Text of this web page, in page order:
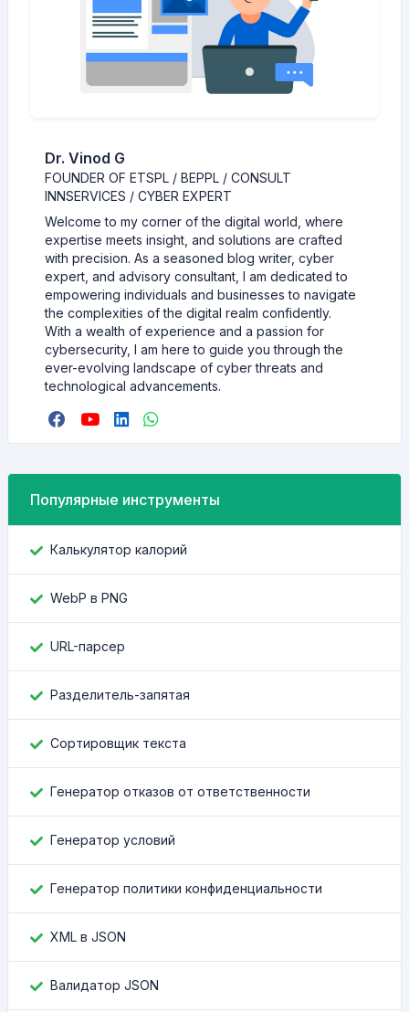
Dr. Vinod G
FOUNDER OF ETSPL / BEPPL / CONSULT
INNSERVICES / CYBER EXPERT
Welcome to my corner of the digital world, where
expertise meets insight, and solutions are crafted
with precision. As a seasoned blog writer, cyber
expert, and advisory consultant, I am dedicated to
empowering individuals and businesses to navigate
the complexities of the digital realm confidently.
With a wealth of experience and a passion for
cybersecurity, I am here to guide you through the
ever-evolving landscape of cyber threats and
technological advancements.
Популярные инструменты
Калькулятор калорий
WebP в PNG
URL-парсер
Разделитель-запятая
Сортировщик текста
Генератор отказов от ответственности
Генератор условий
Генератор политики конфиденциальности
XML в JSON
Валидатор JSON